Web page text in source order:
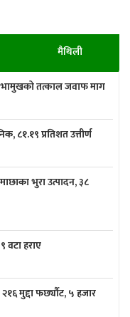
मैथिली
तत्काल जवाफ माग
८१.१९ प्रतिशत उत्तीर्ण
भुरा उत्पादन, ३८
वटा हराए
मुद्दा फर्छ्यौट, ५ हजार